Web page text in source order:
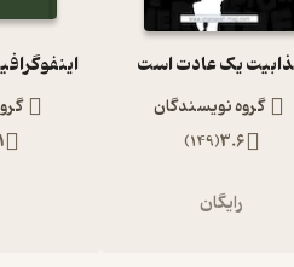
یک عادت است
گروه نویسندگان
3.6
(
149
)
رایگان